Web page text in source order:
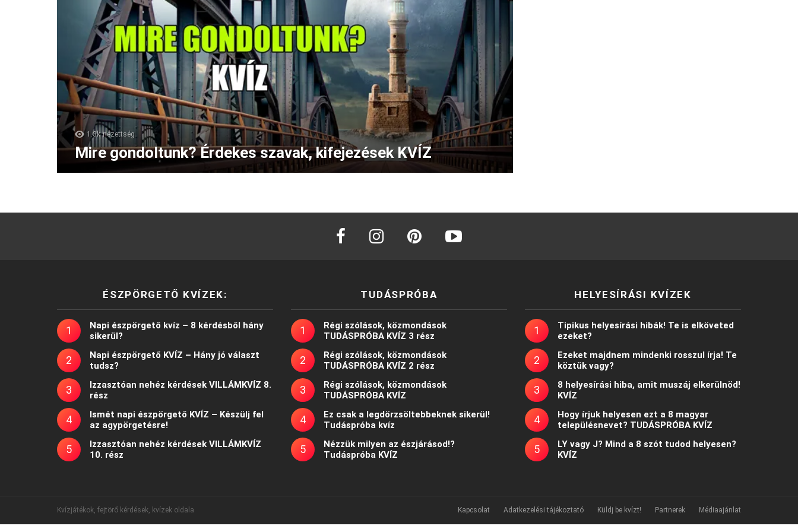
1.3k nézettség
Mire gondoltunk? Érdekes szavak, kifejezések KVÍZ
facebook instagram
ÉSZPÖRGETŐ KVÍZEK:
Napi észpörgető kvíz – 8 kérdésből hány
sikerül?
Napi észpörgető KVÍZ – Hány jó választ
tudsz?
Izzasztóan nehéz kérdések VILLÁMKVÍZ 8.
rész
Ismét napi észpörgető KVÍZ – Készülj fel
az agypörgetésre!
Izzasztóan nehéz kérdések VILLÁMKVÍZ
10. rész
TUDÁSPRÓBA
Régi szólások, közmondások
TUDÁSPRÓBA KVÍZ 3 rész
Régi szólások, közmondások
TUDÁSPRÓBA KVÍZ 2 rész
Régi szólások, közmondások
TUDÁSPRÓBA KVÍZ
Ez csak a legdörzsöltebbeknek sikerül!
Tudáspróba kvíz
Nézzük milyen az észjárásod!?
Tudáspróba KVÍZ
HELYESÍRÁSI KVÍZEK
Tipikus helyesírási hibák! Te is elköveted
ezeket?
Ezeket majdnem mindenki rosszul írja! Te
köztük vagy?
8 helyesírási hiba, amit muszáj elkerülnöd!
KVÍZ
Hogy írjuk helyesen ezt a 8 magyar
településnevet? TUDÁSPRÓBA KVÍZ
LY vagy J? Mind a 8 szót tudod helyesen?
KVÍZ
Kvízjátékok, fejtörő kérdések, kvízek oldala Kapcsolat Adatkezelési tájékoztató Küldj be kvízt! Partnerek Médiaajánlat